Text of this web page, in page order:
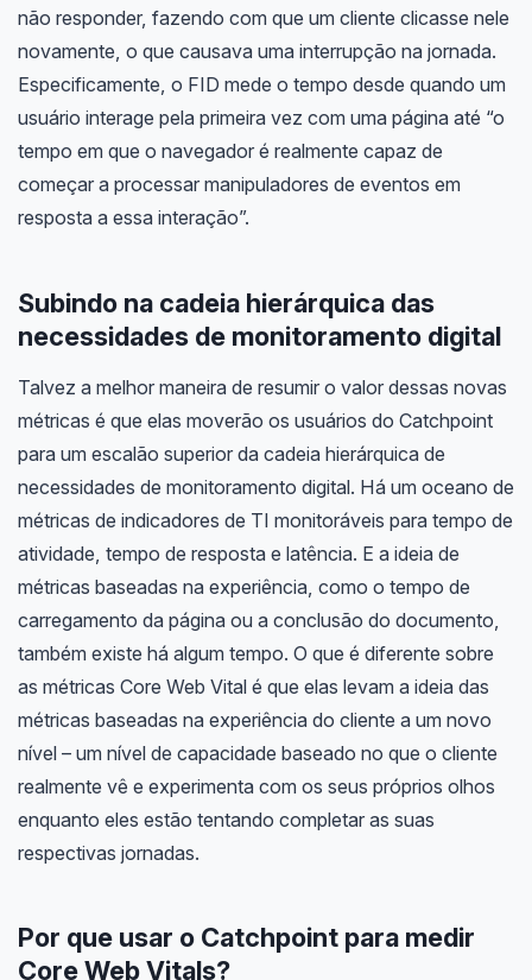
não responder, fazendo com que um cliente clicasse nele
novamente, o que causava uma interrupção na jornada.
Especificamente, o FID mede o tempo desde quando um
usuário interage pela primeira vez com uma página até “o
tempo em que o navegador é realmente capaz de
começar a processar manipuladores de eventos em
resposta a essa interação”.
Subindo na cadeia hierárquica das
necessidades de monitoramento digital
Talvez a melhor maneira de resumir o valor dessas novas
métricas é que elas moverão os usuários do Catchpoint
para um escalão superior da cadeia hierárquica de
necessidades de monitoramento digital. Há um oceano de
métricas de indicadores de TI monitoráveis ​​para tempo de
atividade, tempo de resposta e latência. E a ideia de
métricas baseadas na experiência, como o tempo de
carregamento da página ou a conclusão do documento,
também existe há algum tempo. O que é diferente sobre
as métricas Core Web Vital é que elas levam a ideia das
métricas baseadas na experiência do cliente a um novo
nível – um nível de capacidade baseado no que o cliente
realmente vê e experimenta com os seus próprios olhos
enquanto eles estão tentando completar as suas
respectivas jornadas.
Por que usar o Catchpoint para medir
Core Web Vitals?